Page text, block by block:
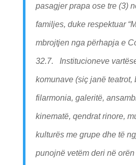
pasagjer prapa ose tre (3)
familjes, duke respektuar
mbrojtjen nga përhapja e
32.7. Institucioneve
komunave (siç janë teatrot,
filarmonia, galeritë,
kinematë, qendrat rinore,
kulturës me grupe dhe të
punojnë vetëm deri në